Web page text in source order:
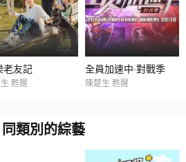
老友記
甦醒
全員加速中·對戰季
陳楚生 甦醒
類別的綜藝